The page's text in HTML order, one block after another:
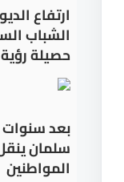
ارتفاع
الشباب
حصيلة رؤية 2030
بعد
سلمان
المواطنين